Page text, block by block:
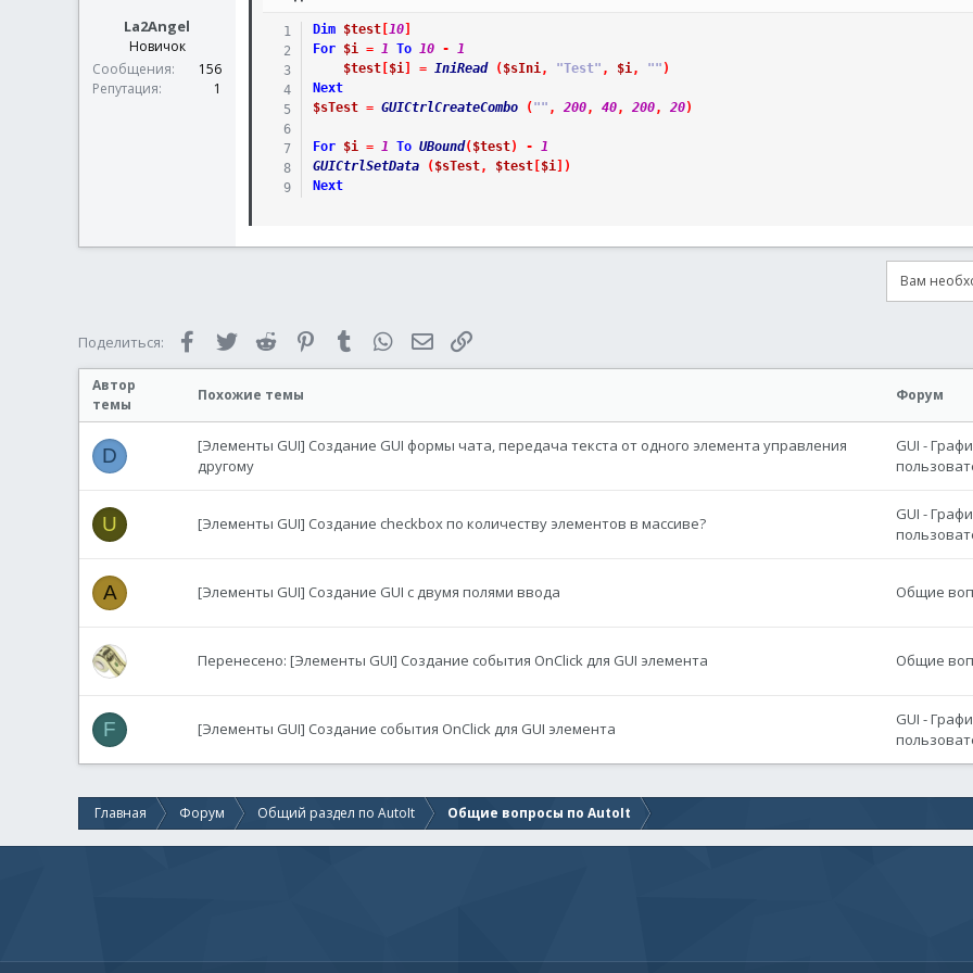
La2Angel
Новичок
Сообщения
156
Репутация
1
Dim $test[10]
For
$i = 1 To 10 -
1
$test[$i ] = IniRead ($sIni , "Test" , $i , "" )
Next
$sTest = GUICtrlCreateCombo ("" , 200, 40, 200, 20)
For $i = 1 To UBound($test) -
1
GUICtrlSetData
($sTest, $test[$i ] )
Next
Вам
Поделиться: FacebookTwitter Reddit PinterestTumblr WhatsAppЭлектронная почта
Автор
темы
Похожие темы Форум
D
[Элементы GUI] Создание GUI формы чата, передача текста от одного элемента управления
другому
GUI -
U [Элементы GUI] Создание сheckbox по количеству элементов в массиве?
GUI -
A [Элементы GUI] Создание GUI с двумя полями ввода Общие
Перенесено: [Элементы GUI] Создание события OnClick для GUI элемента Общие
F [Элементы GUI] Создание события OnClick для GUI элемента
GUI -
Главная Форум Общий раздел по AutoIt Общие вопросы по AutoIt